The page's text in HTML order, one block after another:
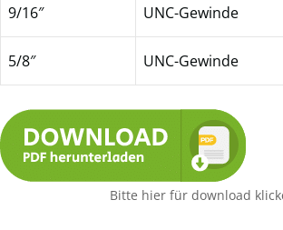
9/16″ UNC-Gewinde
5/8″ UNC-Gewinde
Bitte hier für download